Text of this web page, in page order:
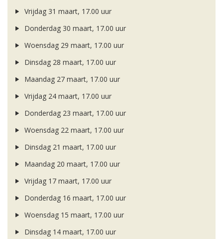
Vrijdag 31 maart, 17.00 uur
Donderdag 30 maart, 17.00 uur
Woensdag 29 maart, 17.00 uur
Dinsdag 28 maart, 17.00 uur
Maandag 27 maart, 17.00 uur
Vrijdag 24 maart, 17.00 uur
Donderdag 23 maart, 17.00 uur
Woensdag 22 maart, 17.00 uur
Dinsdag 21 maart, 17.00 uur
Maandag 20 maart, 17.00 uur
Vrijdag 17 maart, 17.00 uur
Donderdag 16 maart, 17.00 uur
Woensdag 15 maart, 17.00 uur
Dinsdag 14 maart, 17.00 uur